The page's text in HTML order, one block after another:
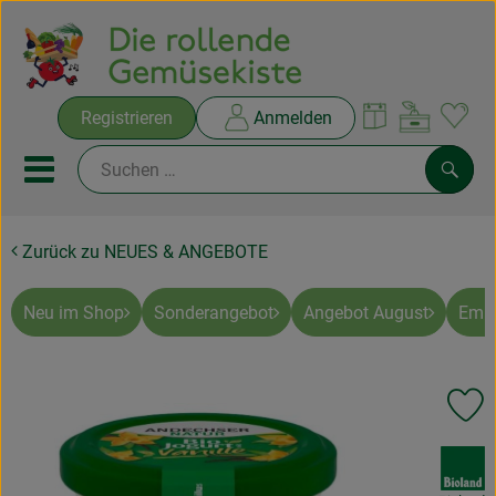
Registrieren Anmelden
Mobiles Menu öffnen oder
Ökokisten
Rezepte
NEUES & ANGEBOTE
Ökokisten
Zurück zu NEUES & ANGEBOTE
Neu im Shop Sonderangebot Angebot August